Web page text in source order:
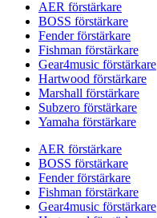
AER förstärkare
BOSS förstärkare
Fender förstärkare
Fishman förstärkare
Gear4music förstärkare
Hartwood förstärkare
Marshall förstärkare
Subzero förstärkare
Yamaha förstärkare
AER förstärkare
BOSS förstärkare
Fender förstärkare
Fishman förstärkare
Gear4music förstärkare